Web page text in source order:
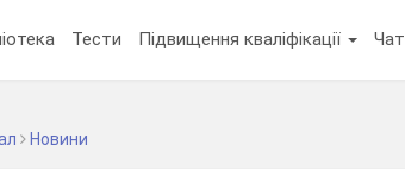
Тести Підвищення кваліфікації
Новини